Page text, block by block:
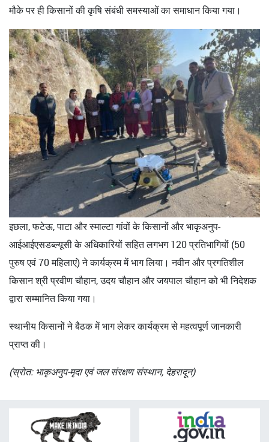
मौके पर ही किसानों की कृषि संबंधी समस्याओं का समाधान किया गया।
इछला, फटेऊ, पाटा और स्माल्टा गांवों के किसानों और भाकृअनुप-
आईआईएसडब्ल्यूसी के अधिकारियों सहित लगभग 120 प्रतिभागियों (50
पुरुष एवं 70 महिलाएं) ने कार्यक्रम में भाग लिया। नवीन और प्रगतिशील
किसान श्री प्रवीण चौहान, उदय चौहान और जयपाल चौहान को भी निदेशक
द्वारा सम्मानित किया गया।
स्थानीय किसानों ने बैठक में भाग लेकर कार्यक्रम से महत्वपूर्ण जानकारी
प्राप्त की।
(स्रोत: भाकृअनुप-मृदा एवं जल संरक्षण संस्थान, देहरादून)